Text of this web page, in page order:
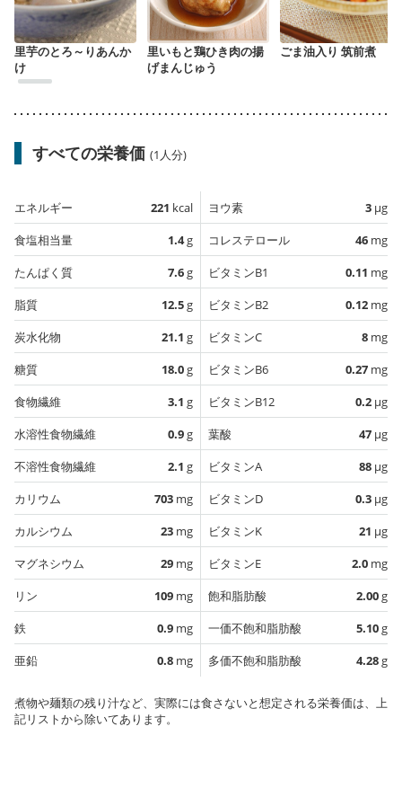
里芋のとろ～りあんか
け
里いもと鶏ひき肉の揚
げまんじゅう
ごま油入り 筑前煮
すべての栄養価 (1人分)
エネルギー 221 kcal
食塩相当量
1.4g
たんぱく質
7.6g
脂質
12.5g
炭水化物
21.1 g
糖質
18.0g
食物繊維
3.1 g
水溶性食物繊維
0.9g
不溶性食物繊維
2.1 g
カリウム
703 mg
カルシウム
23 mg
マグネシウム
29 mg
リン
109 mg
鉄
0.9 mg
亜鉛
0.8 mg
ヨウ素 3 µg
コレステロール
46 mg
ビタミンB1
0.11 mg
ビタミンB2
0.12 mg
ビタミンC
8 mg
ビタミンB6
0.27 mg
ビタミンB12
0.2 µg
葉酸
47 µg
ビタミンA
88 µg
ビタミンD
0.3 µg
ビタミンK
21 µg
ビタミンE
2.0 mg
飽和脂肪酸
2.00g
一価不飽和脂肪酸
5.10g
多価不飽和脂肪酸
4.28g
煮物や麺類の残り汁など、実際には食さないと想定される栄養価は、上
記リストから除いてあります。